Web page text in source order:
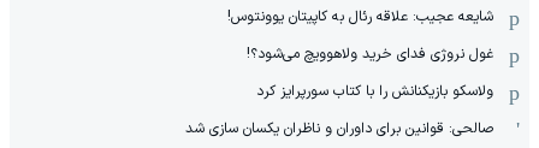
شایعه عجیب: علاقه رئال به کاپیتان یوونتوس!
غول نروژی فدای خرید ولاهوویچ می‌شود؟!
ولاسکو بازیکنانش را با کتاب سورپرایز کرد
صالحی: قوانین برای داوران و ناظران یکسان سازی شد